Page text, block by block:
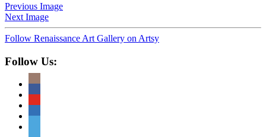
Previous Image
Next Image
Follow Renaissance Art Gallery on Artsy
Follow Us: